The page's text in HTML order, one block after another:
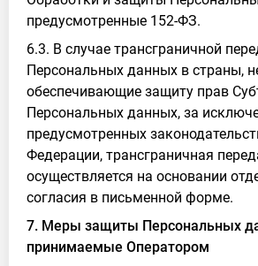
предусмотренные 152-ФЗ.
6.3. В случае трансграничной
Персональных данных в страны,
обеспечивающие защиту прав
Персональных данных, за
предусмотренных
Федерации, трансграничная
осуществляется на основании
согласия в письменной форме.
7. Меры защиты Персональных
принимаемые Оператором